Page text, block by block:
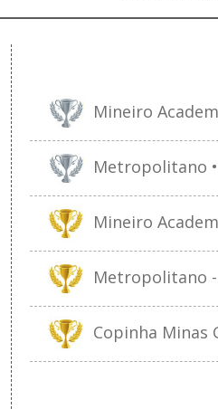
Mineiro
Metropolitano •
Mineiro
Metropolitano -
Copinha Minas